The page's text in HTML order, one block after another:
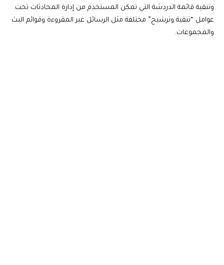
وتنقية قائمة الدردشة التي تمكن المستخدم من إدارة المحادثات تحت
عوامل “تنقية وترشيح” مختلفة مثل الرسائل غير المقروءة وقوائم البث
والمجموعات.